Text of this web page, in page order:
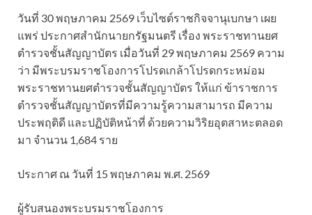
วันที่ 30 พฤษภาคม 2569 เว็บไซต์ราชกิจจานุเบกษา เผย
แพร่ ประกาศสำนักนายกรัฐมนตรี เรื่อง พระราชทานยศ
ตำรวจชั้นสัญญาบัตร เมื่อวันที่ 29 พฤษภาคม 2569 ความ
ว่า มีพระบรมราชโองการโปรดเกล้าโปรดกระหม่อม
พระราชทานยศตำรวจชั้นสัญญาบัตร ให้แก่ ข้าราชการ
ตำรวจชั้นสัญญาบัตรที่มีความรู้ความสามารถ มีความ
ประพฤติดี และปฏิบัติหน้าที่ ด้วยความวิริยอุตสาหะตลอด
มา จำนวน 1,684 ราย
ประกาศ ณ วันที่ 15 พฤษภาคม พ.ศ. 2569
ผู้รับสนองพระบรมราชโองการ